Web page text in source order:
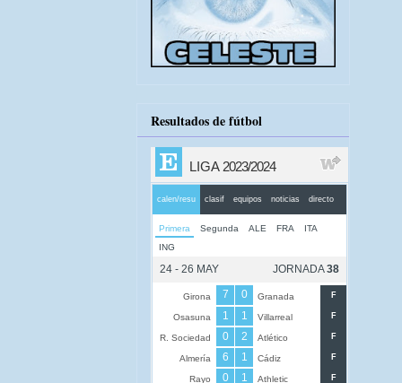
Resultados de fútbol